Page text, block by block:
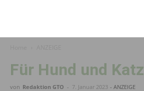
Für Hund und
von Redaktion GTO - 7. Januar 2023 - ANZEIGE